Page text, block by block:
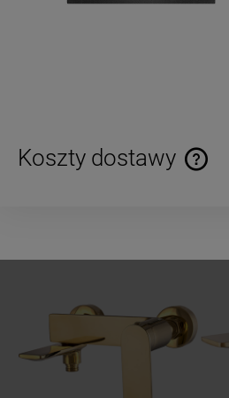
Koszty dostawy
Cena nie zawiera ewentualnych